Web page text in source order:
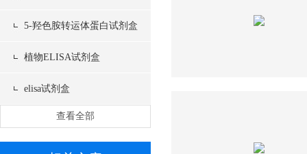
5-羟色胺转运体蛋白试剂盒
植物ELISA试剂盒
elisa试剂盒
查看全部